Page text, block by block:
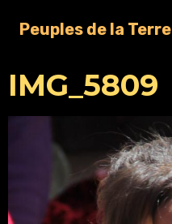
Peuples de la Terre
IMG_5809